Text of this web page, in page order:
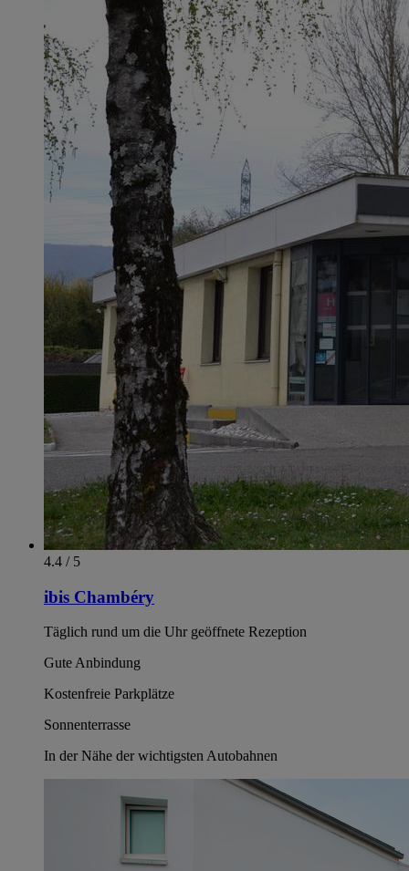
4.4 / 5
ibis Chambéry
Täglich rund um die Uhr geöffnete Rezeption
Gute Anbindung
Kostenfreie Parkplätze
Sonnenterrasse
In der Nähe der wichtigsten Autobahnen